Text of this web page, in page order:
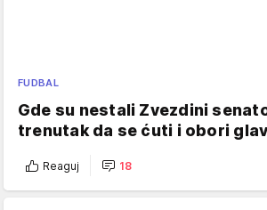
FUDBAL
Gde su nestali Zvezdini
trenutak da se ćuti i obori
Reaguj 18